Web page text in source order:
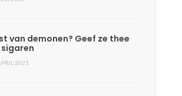
van demonen? Geef ze thee
sigaren
2021